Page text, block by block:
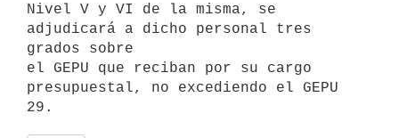
Nivel V y VI de la misma, se
adjudicará a dicho personal tres
grados sobre
el GEPU que reciban por su cargo
presupuestal, no excediendo el GEPU